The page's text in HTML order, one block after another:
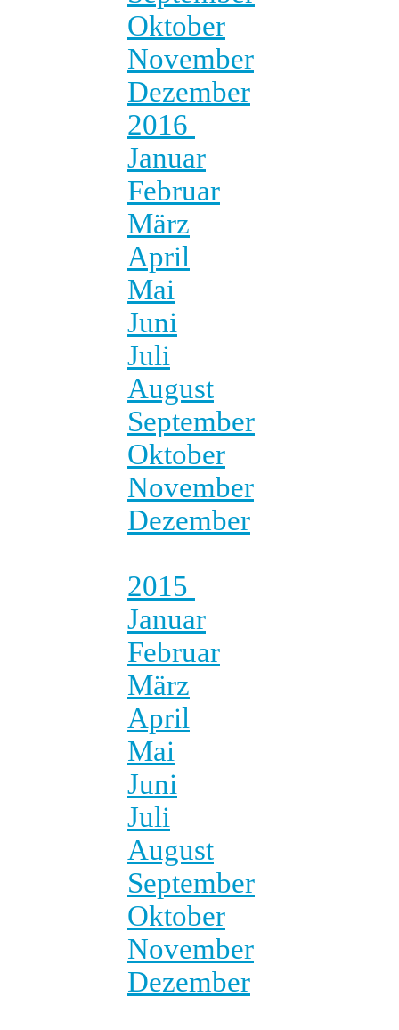
Oktober
November
Dezember
2016
Januar
Februar
März
April
Mai
Juni
Juli
August
September
Oktober
November
Dezember
2015
Januar
Februar
März
April
Mai
Juni
Juli
August
September
Oktober
November
Dezember